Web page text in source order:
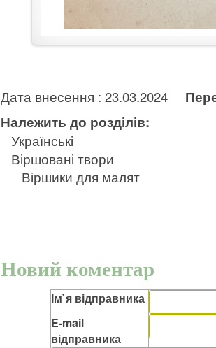
Дата внесення : 23.03.2024
Належить до розділів:
Українські
Віршовані твори
Віршики для малят
Новий коментар
Ім`я відправника
E-mail
відправника